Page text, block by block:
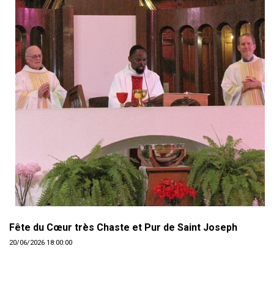
Fête du Cœur très Chaste et Pur de Saint Joseph
20/06/2026 18:00:00